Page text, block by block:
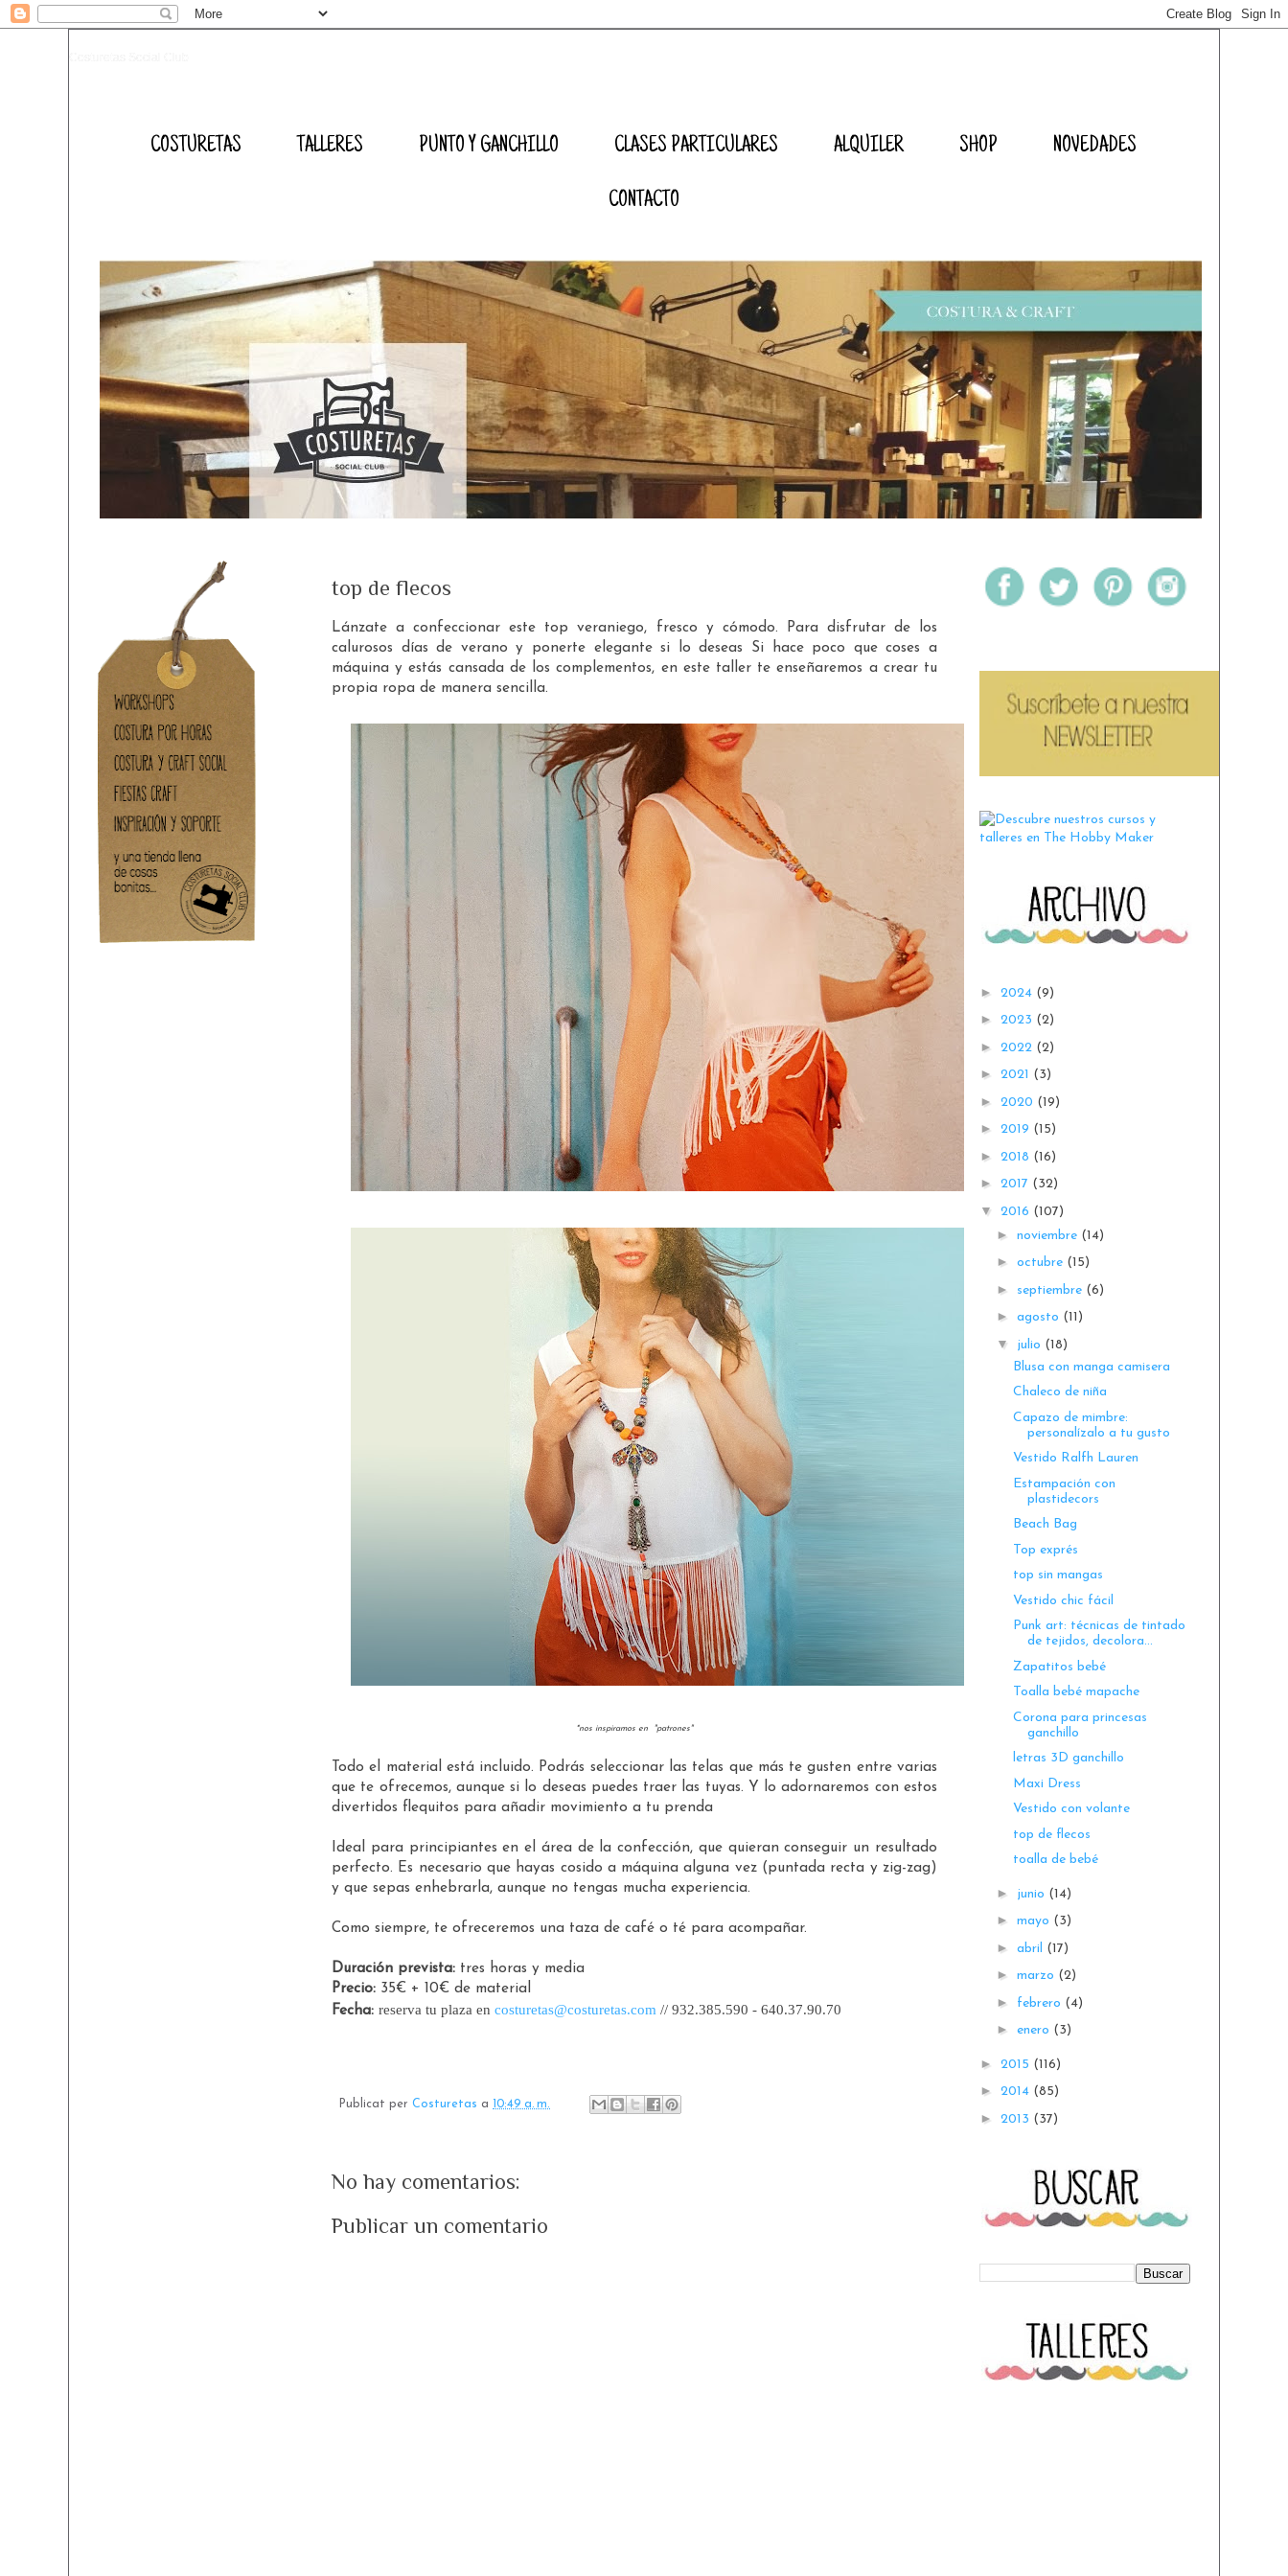
COSTURETAS TALLERES PUNTO Y GANCHILLO CLASES PARTICULARES ALQUILER SHOP NOVEDADES
CONTACTO
top de flecos
Lánzate a confeccionar este top veraniego, fresco y cómodo. Para disfrutar de los
calurosos días de verano y ponerte elegante si lo deseas Si hace poco que coses a
máquina y estás cansada de los complementos, en este taller te enseñaremos a crear tu
propia ropa de manera sencilla.
*nos inspiramos en "patrones"
Todo el material está incluido. Podrás seleccionar las telas que más te gusten entre varias
que te ofrecemos, aunque si lo deseas puedes traer las tuyas. Y lo adornaremos con estos
divertidos flequitos para añadir movimiento a tu prenda
Ideal para principiantes en el área de la confección, que quieran conseguir un resultado
perfecto. Es necesario que hayas cosido a máquina alguna vez (puntada recta y zig-zag)
y que sepas enhebrarla, aunque no tengas mucha experiencia.
Como siempre, te ofreceremos una taza de café o té para acompañar.
Duración prevista: tres horas y media
Precio: 35€ + 10€ de material
Fecha: reserva tu plaza en costuretas@costuretas.com // 932.385.590 - 640.37.90.70
Publicat per Costuretas a 10:49 a. m.
No hay comentarios:
Publicar un comentario
► 2024 (9)
► 2023 (2)
► 2022 (2)
► 2021 (3)
► 2020 (19)
► 2019 (15)
► 2018 (16)
► 2017 (32)
▼ 2016 (107)
► noviembre (14)
► octubre (15)
► septiembre (6)
► agosto (11)
▼ julio (18)
Blusa con manga camisera
Chaleco de niña
Capazo de mimbre:
personalízalo a tu gusto
Vestido Ralfh Lauren
Estampación con
plastidecors
Beach Bag
Top exprés
top sin mangas
Vestido chic fácil
Punk art: técnicas de tintado
de tejidos, decolora...
Zapatitos bebé
Toalla bebé mapache
Corona para princesas
ganchillo
letras 3D ganchillo
Maxi Dress
Vestido con volante
top de flecos
toalla de bebé
► junio (14)
► mayo (3)
► abril (17)
► marzo (2)
► febrero (4)
► enero (3)
► 2015 (116)
► 2014 (85)
► 2013 (37)